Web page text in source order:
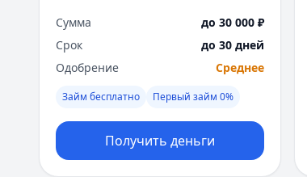
Сумма
до 30 000 ₽
Срок
до 30 дней
Одобрение
Среднее
Займ бесплатно Первый займ 0%
Получить деньги